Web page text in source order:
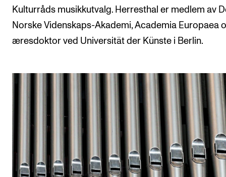
Kulturråds musikkutvalg. Herresthal er medlem av
Norske Videnskaps-Akademi, Academia Europaea
æresdoktor ved Universität der Künste i Berlin.